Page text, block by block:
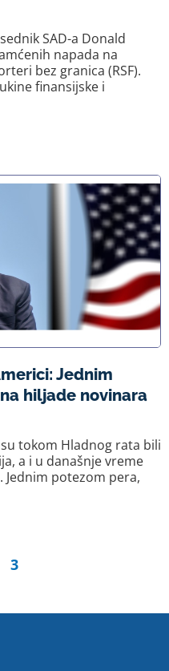
SAD-a Donald
napada na
bez granica (RSF).
finansijske i
Jednim
hiljade novinara
tokom Hladnog rata bili
a i u današnje vreme
Jednim potezom pera,
3